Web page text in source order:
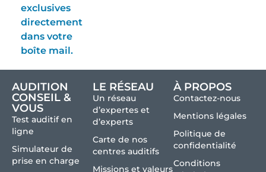
exclusives
directement
dans votre
boîte mail.
AUDITION
CONSEIL &
VOUS
Test auditif en
ligne
Simulateur de
prise en charge
LE RÉSEAU
Un réseau
d’expertes et
d’experts
Carte de nos
centres auditifs
Missions et valeurs
À PROPOS
Contactez-nous
Mentions légales
Politique de
confidentialité
Conditions